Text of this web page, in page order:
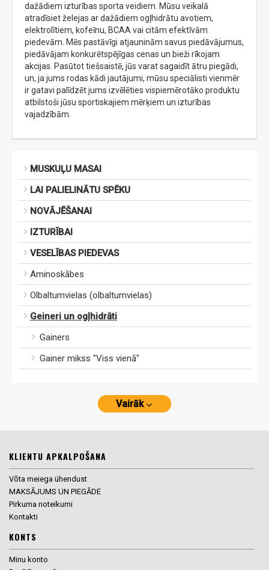
dažādiem izturības sporta veidiem. Mūsu veikalā
atradīsiet želejas ar dažādiem ogļhidrātu avotiem,
elektrolītiem, kofeīnu, BCAA vai citām efektīvām
piedevām. Mēs pastāvīgi atjauninām savus piedāvājumus,
piedāvājam konkurētspējīgas cenas un bieži rīkojam
akcijas. Pasūtot tiešsaistē, jūs varat sagaidīt ātru piegādi,
un, ja jums rodas kādi jautājumi, mūsu speciālisti vienmēr
ir gatavi palīdzēt jums izvēlēties vispiemērotāko produktu
atbilstoši jūsu sportiskajiem mērķiem un izturības
vajadzībām.
MUSKUĻU MASAI
LAI PALIELINĀTU SPĒKU
NOVĀJĒŠANAI
IZTURĪBAI
VESELĪBAS PIEDEVAS
Aminoskābes
Olbaltumvielas (olbaltumvielas)
Geineri un ogļhidrāti
Gainers
Gainer mikss "Viss vienā"
Vairāk
KLIENTU APKALPOŠANA
Võta meiega ühendust
MAKSĀJUMS UN PIEGĀDE
Pirkuma noteikumi
Kontakti
KONTS
Minu konto